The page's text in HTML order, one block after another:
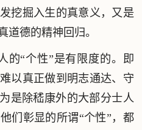
挖掘入生的真意义，又是
道德的精神回归。
的“个性”是有限度的。即
以真正做到明志通达、守
是除嵇康外的大部分士人
们彰显的所谓“个性”，都